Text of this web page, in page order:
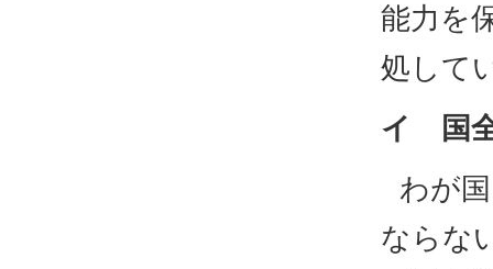
能力を
処して
イ 国
わが
ならな